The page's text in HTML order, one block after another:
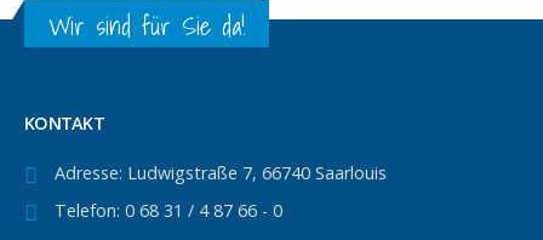
Wir sind für Sie da!
KONTAKT
Adresse: Ludwigstraße 7, 66740 Saarlouis
Telefon: 0 68 31 / 4 87 66 - 0